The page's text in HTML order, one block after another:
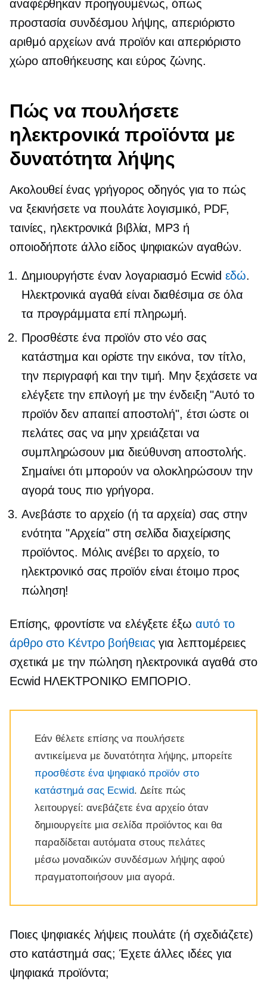
αναφέρθηκαν προηγουμένως, όπως
προστασία συνδέσμου λήψης, απεριόριστο
αριθμό αρχείων ανά προϊόν και απεριόριστο
χώρο αποθήκευσης και εύρος ζώνης.
Πώς να πουλήσετε
ηλεκτρονικά προϊόντα με
δυνατότητα λήψης
Ακολουθεί ένας γρήγορος οδηγός για το πώς
να ξεκινήσετε να πουλάτε λογισμικό, PDF,
ταινίες, ηλεκτρονικά βιβλία, MP3 ή
οποιοδήποτε άλλο είδος ψηφιακών αγαθών.
Δημιουργήστε έναν λογαριασμό Ecwid εδώ.
Ηλεκτρονικά αγαθά είναι διαθέσιμα σε όλα
τα προγράμματα επί πληρωμή.
Προσθέστε ένα προϊόν στο νέο σας
κατάστημα και ορίστε την εικόνα, τον τίτλο,
την περιγραφή και την τιμή. Μην ξεχάσετε να
ελέγξετε την επιλογή με την ένδειξη "Αυτό το
προϊόν δεν απαιτεί αποστολή", έτσι ώστε οι
πελάτες σας να μην χρειάζεται να
συμπληρώσουν μια διεύθυνση αποστολής.
Σημαίνει ότι μπορούν να ολοκληρώσουν την
αγορά τους πιο γρήγορα.
Ανεβάστε το αρχείο (ή τα αρχεία) σας στην
ενότητα "Αρχεία" στη σελίδα διαχείρισης
προϊόντος. Μόλις ανέβει το αρχείο, το
ηλεκτρονικό σας προϊόν είναι έτοιμο προς
πώληση!
Επίσης, φροντίστε να ελέγξετε έξω αυτό το
άρθρο στο Κέντρο βοήθειας για λεπτομέρειες
σχετικά με την πώληση ηλεκτρονικά αγαθά στο
Ecwid ΗΛΕΚΤΡΟΝΙΚΟ ΕΜΠΟΡΙΟ.
Εάν θέλετε επίσης να πουλήσετε
αντικείμενα με δυνατότητα λήψης, μπορείτε
προσθέστε ένα ψηφιακό προϊόν στο
κατάστημά σας Ecwid. Δείτε πώς
λειτουργεί: ανεβάζετε ένα αρχείο όταν
δημιουργείτε μια σελίδα προϊόντος και θα
παραδίδεται αυτόματα στους πελάτες
μέσω μοναδικών συνδέσμων λήψης αφού
πραγματοποιήσουν μια αγορά.
Ποιες ψηφιακές λήψεις πουλάτε (ή σχεδιάζετε)
στο κατάστημά σας; Έχετε άλλες ιδέες για
ψηφιακά προϊόντα;